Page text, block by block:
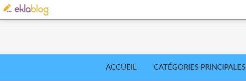
ACCUEIL CATÉGORIES PRINCIPALES